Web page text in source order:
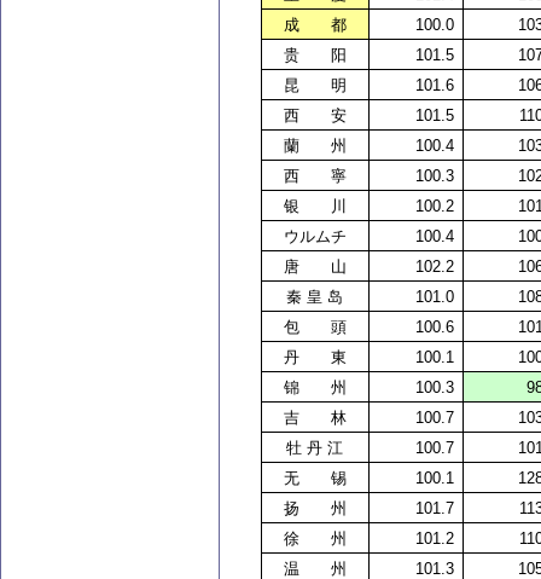
成 都
100.0
贵阳 101.5
昆 明
101.6
西 安
101.5
蘭 州
100.4
西 寧
100.3
银 川 100.2
ウルムチ
100.4
唐 山
102.2
秦 皇 岛 101.0
包 頭
100.6
丹 東
100.1
锦州 100.3
吉 林
100.7
牡 丹 江
100.7
无 锡 100.1
扬 州 101.7
徐 州
101.2
温 州
101.3